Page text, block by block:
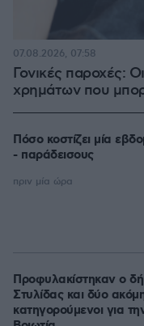
Γονικές παροχές:
χρημάτων που
07.08.2026, 07:58
Πόσο κοστίζει μία
- παράδεισους
πριν μία ώρα
Προφυλακίστηκαν ο
Στυλίδας και δύο
κατηγορούμενοι για